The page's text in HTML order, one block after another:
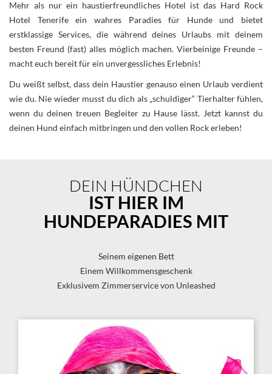
Mehr als nur ein haustierfreundliches Hotel ist das Hard Rock
Hotel Tenerife ein wahres Paradies für Hunde und bietet
erstklassige Services, die während deines Urlaubs mit deinem
besten Freund (fast) alles möglich machen. Vierbeinige Freunde –
macht euch bereit für ein unvergessliches Erlebnis!
Du weißt selbst, dass dein Haustier genauso einen Urlaub verdient
wie du. Nie wieder musst du dich als „schuldiger“ Tierhalter fühlen,
wenn du deinen treuen Begleiter zu Hause lässt. Jetzt kannst du
deinen Hund einfach mitbringen und den vollen Rock erleben!
DEIN HÜNDCHEN
IST HIER IM
HUNDEPARADIES MIT
Seinem eigenen Bett
Einem Willkommensgeschenk
Exklusivem Zimmerservice von Unleashed